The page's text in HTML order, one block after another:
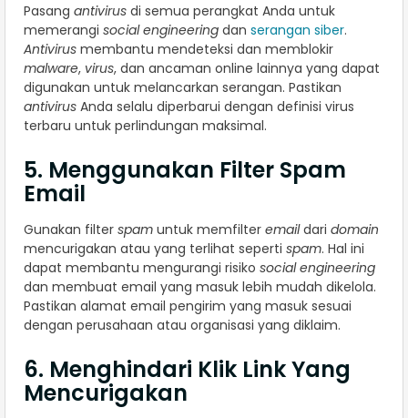
Pasang antivirus di semua perangkat Anda untuk
memerangi social engineering dan serangan siber.
Antivirus membantu mendeteksi dan memblokir
malware, virus, dan ancaman online lainnya yang dapat
digunakan untuk melancarkan serangan. Pastikan
antivirus Anda selalu diperbarui dengan definisi virus
terbaru untuk perlindungan maksimal.
5. Menggunakan Filter Spam
Email
Gunakan filter spam untuk memfilter emaildari domain
mencurigakan atau yang terlihat seperti spam. Hal ini
dapat membantu mengurangi risiko social engineering
dan membuat email yang masuk lebih mudah dikelola.
Pastikan alamat email pengirim yang masuk sesuai
dengan perusahaan atau organisasi yang diklaim.
6. Menghindari Klik Link Yang
Mencurigakan